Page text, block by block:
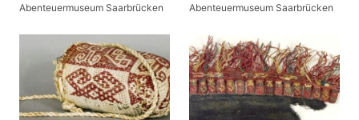
Abenteuermuseum Saarbrücken Abenteuermuseum Saarbrücken